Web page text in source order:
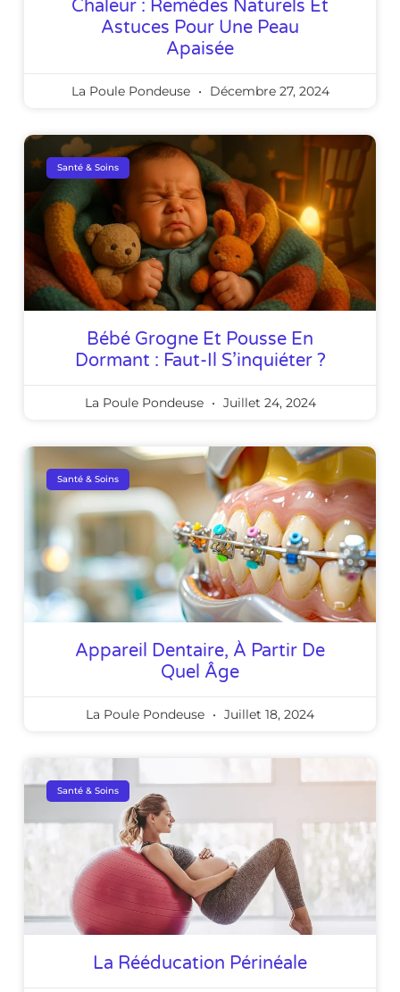
Chaleur : Remèdes Naturels Et
Astuces Pour Une Peau
Apaisée
La Poule Pondeuse Décembre 27, 2024
Santé & Soins
Bébé Grogne Et Pousse En
Dormant : Faut-Il S’inquiéter ?
La Poule Pondeuse Juillet 24, 2024
Santé & Soins
Appareil Dentaire, À Partir De
Quel Âge
La Poule Pondeuse Juillet 18, 2024
Santé & Soins
La Rééducation Périnéale